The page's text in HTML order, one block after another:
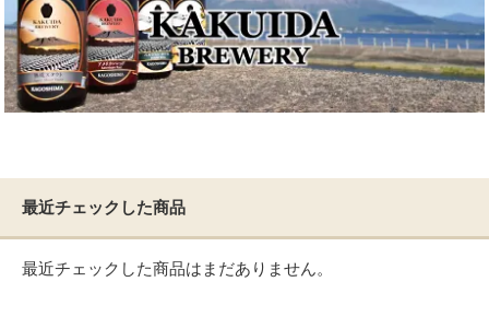
最近チェックした商品
最近チェックした商品はまだありません。